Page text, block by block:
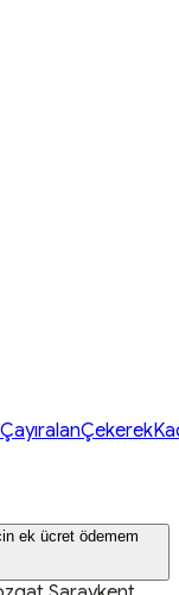
ÇayıralanÇekerek
ek ücret ödemem